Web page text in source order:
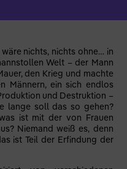
nichts, nichts ohne… in
Welt – der Mann
den Krieg und machte
Männern, ein sich endlos
und Destruktion –
lange soll das so gehen?
ist mit der von Frauen
Niemand weiß es, denn
ist Teil der Erfindung der